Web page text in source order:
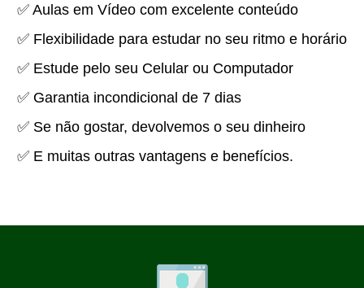
✅ Aulas em Vídeo com excelente conteúdo
✅ Flexibilidade para estudar no seu ritmo e horário
✅ Estude pelo seu Celular ou Computador
✅ Garantia incondicional de 7 dias
✅ Se não gostar, devolvemos o seu dinheiro
✅ E muitas outras vantagens e benefícios.